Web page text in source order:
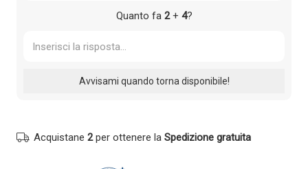
Quanto fa 2+ 4?
Acquistane 2per ottenere la Spedizione gratuita